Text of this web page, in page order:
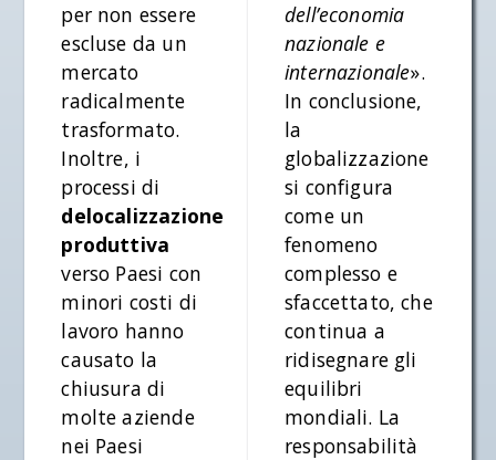
per non essere
escluse da un
mercato
radicalmente
trasformato.
Inoltre, i
processi di
delocalizzazione
produttiva
verso Paesi con
minori costi di
lavoro hanno
causato la
chiusura di
molte aziende
nei Paesi
dell’economia
nazionale e
internazionale».
In conclusione,
la
globalizzazione
si configura
come un
fenomeno
complesso e
sfaccettato, che
continua a
ridisegnare gli
equilibri
mondiali. La
responsabilità